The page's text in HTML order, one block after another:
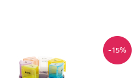
-15%